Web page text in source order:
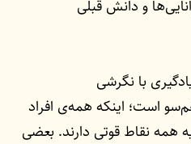
و دانش قبلی
با نگرشی
است؛ اینکه همه‌ی افراد
همه نقاط قوتی دارند. بعضی